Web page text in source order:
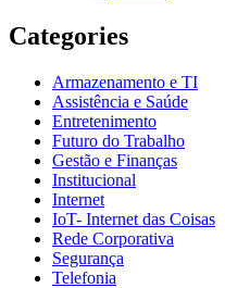
Categories
Armazenamento e TI
Assistência e Saúde
Entretenimento
Futuro do Trabalho
Gestão e Finanças
Institucional
Internet
IoT- Internet das Coisas
Rede Corporativa
Segurança
Telefonia